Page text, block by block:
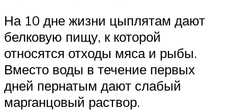
На 10 дне жизни цыплятам дают
белковую пищу, к которой
относятся отходы мяса и рыбы.
Вместо воды в течение первых
дней пернатым дают слабый
марганцовый раствор.